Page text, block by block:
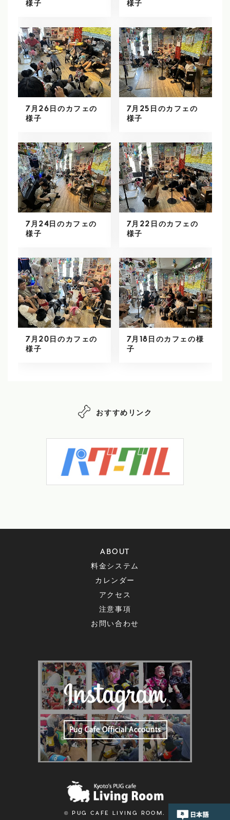
様子
様子
7月26日のカフェの
様子
7月25日のカフェの
様子
7月24日のカフェの
様子
7月22日のカフェの
様子
7月20日のカフェの
様子
7月18日のカフェの様
子
おすすめリンク
ABOUT
料金システム
カレンダー
アクセス
注意事項
お問い合わせ
© PUG CAFE LIVING ROOM.